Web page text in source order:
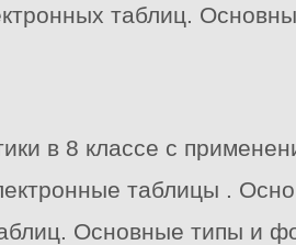
таблиц.
в 8 классе с
таблицы .
Основные типы и